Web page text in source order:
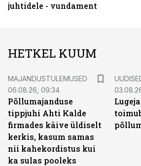
juhtidele - vundament
HETKEL KUUM
MAJANDUSTULEMUSED
06.08.26, 09:34
Põllumajanduse
tippjuhi Ahti Kalde
firmades käive üldiselt
kerkis, kasum samas
nii kahekordistus kui
ka sulas pooleks